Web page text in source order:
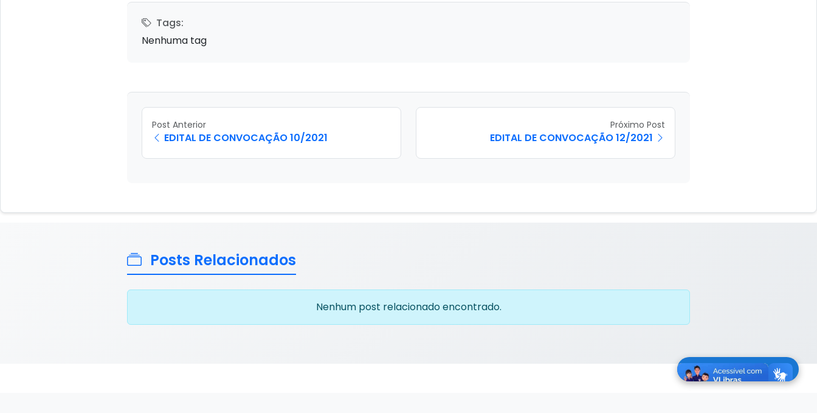
Tags:
Nenhuma tag
Post Anterior
EDITAL DE CONVOCAÇÃO 10/2021
Próximo Post
EDITAL DE CONVOCAÇÃO 12/2021
Posts Relacionados
Nenhum post relacionado encontrado.